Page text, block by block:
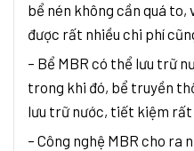
bể nén không cần quá
được rất nhiều chi phí
– Bể MBR có thể lưu trữ
trong khi đó, bể truyền
lưu trữ nước, tiết kiệm rất
– Công nghệ MBR cho ra